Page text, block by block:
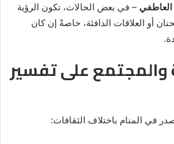
العاطفي – في بعض الحالات، تكون الرؤية
أو العلاقات الدافئة، خاصةً إن كان
والمجتمع على تفسير
في المنام باختلاف الثقافات: